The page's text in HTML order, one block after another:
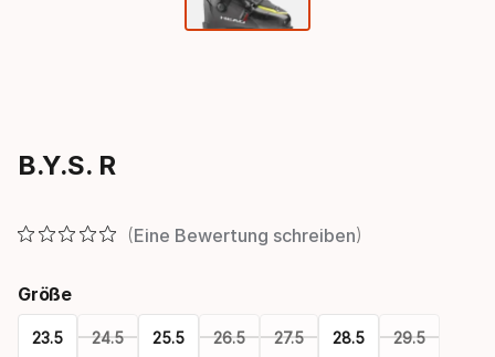
B.Y.S. R
Eine Bewertung schreiben
Größe
23.5 24.5 25.5 26.5 27.5 28.5 29.5